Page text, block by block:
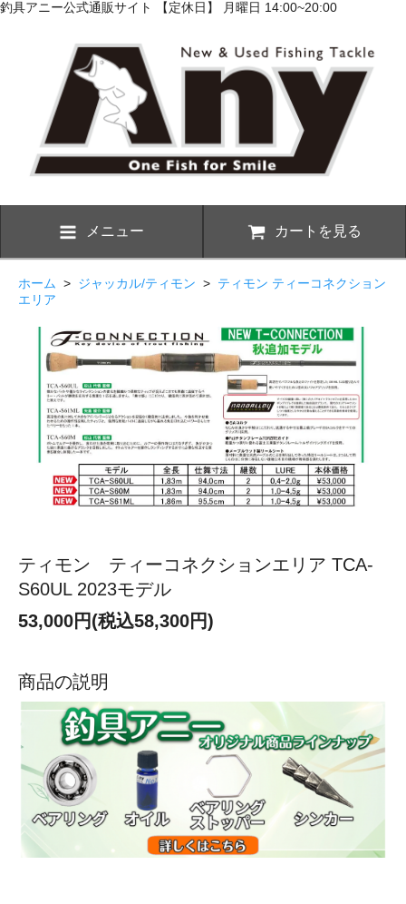
釣具アニー公式通販サイト 【定休日】 月曜日 14:00~20:00
メニュー カートを見る
ホーム > ジャッカル/ティモン > ティモン ティーコネクション
エリア
ティモン ティーコネクションエリア TCA-
S60UL 2023モデル
53,000円(税込58,300円)
商品の説明